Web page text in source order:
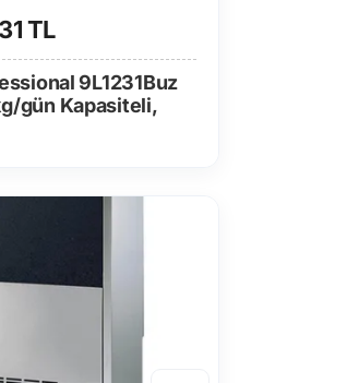
TL
9L1231Buz
gün Kapasiteli,